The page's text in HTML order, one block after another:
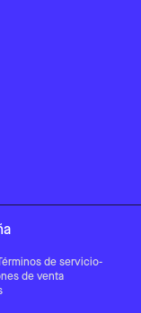
de servicio-
de venta